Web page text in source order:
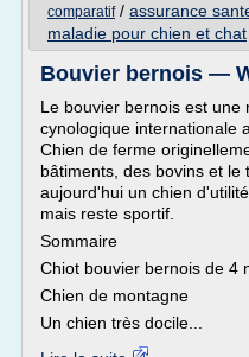
comparatif/ assurance
maladie pour chien et chat
Bouvier bernois —
Le bouvier bernois est une
cynologique internationale
Chien de ferme
bâtiments, des bovins et le
aujourd'hui un chien
mais reste sportif.
Sommaire
Chiot bouvier bernois de 4
Chien de montagne
Un chien très docile...